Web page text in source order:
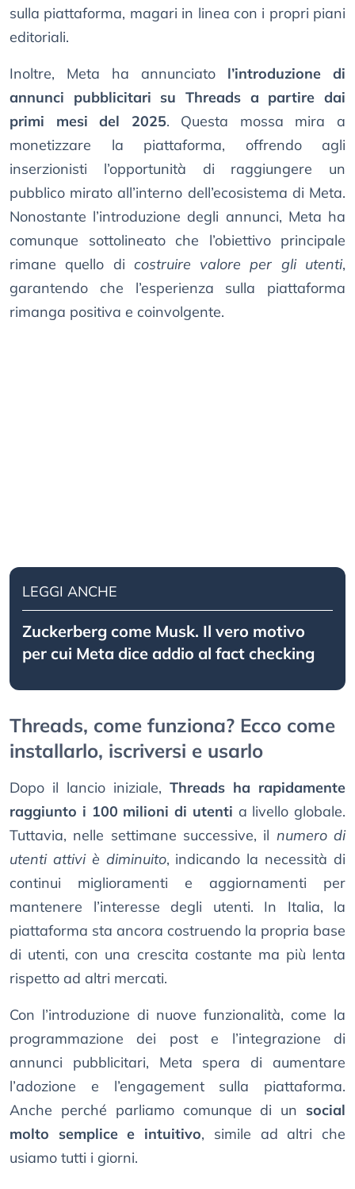
sulla piattaforma, magari in linea con i propri piani
editoriali.
Inoltre, Meta ha annunciato l’introduzione di
annunci pubblicitari su Threads a partire dai
primi mesi del 2025. Questa mossa mira a
monetizzare la piattaforma, offrendo agli
inserzionisti l’opportunità di raggiungere un
pubblico mirato all’interno dell’ecosistema di Meta.
Nonostante l’introduzione degli annunci, Meta ha
comunque sottolineato che l’obiettivo principale
rimane quello di costruire valore per gli utenti,
garantendo che l’esperienza sulla piattaforma
rimanga positiva e coinvolgente.
LEGGI ANCHE
Zuckerberg come Musk. Il vero motivo
per cui Meta dice addio al fact checking
Threads, come funziona? Ecco come
installarlo, iscriversi e usarlo
Dopo il lancio iniziale, Threads ha rapidamente
raggiunto i 100 milioni di utenti a livello globale.
Tuttavia, nelle settimane successive, il numero di
utenti attivi è diminuito, indicando la necessità di
continui miglioramenti e aggiornamenti per
mantenere l’interesse degli utenti. In Italia, la
piattaforma sta ancora costruendo la propria base
di utenti, con una crescita costante ma più lenta
rispetto ad altri mercati.
Con l’introduzione di nuove funzionalità, come la
programmazione dei post e l’integrazione di
annunci pubblicitari, Meta spera di aumentare
l’adozione e l’engagement sulla piattaforma.
Anche perché parliamo comunque di un social
molto semplice e intuitivo, simile ad altri che
usiamo tutti i giorni.